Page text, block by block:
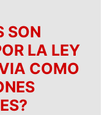
SON
LA LEY
COMO